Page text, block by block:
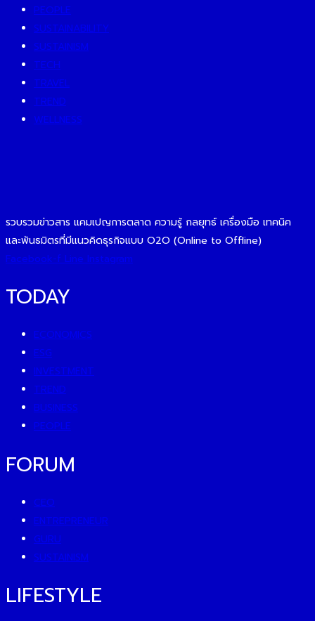
PEOPLE
SUSTAINABILITY
SUSTAINISM
TECH
TRAVEL
TREND
WELLNESS
รวบรวมข่าวสาร แคมเปญการตลาด ความรู้ กลยุทธ์ เครื่องมือ เทคนิค
และพันธมิตรที่มีแนวคิดธุรกิจแบบ O2O (Online to Offline)
Facebook-f Line Instagram
TODAY
ECONOMICS
ESG
INVESTMENT
TREND
BUSINESS
PEOPLE
FORUM
CEO
ENTREPRENEUR
GURU
SUSTAINISM
LIFESTYLE